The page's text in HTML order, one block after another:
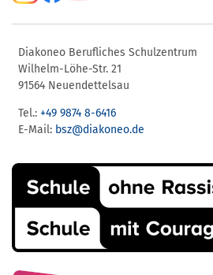
Diakoneo Berufliches Schulzentrum
Wilhelm-Löhe-Str. 21
91564 Neuendettelsau
Tel.: +49 9874 8-6416
E-Mail: bsz@diakoneo.de